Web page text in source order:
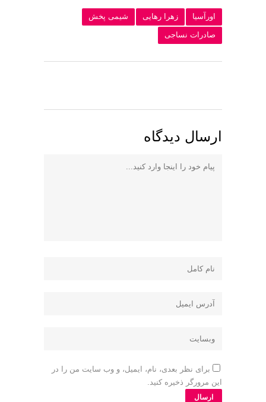
اورآسیا زهرا رهایی شیمی پخش
صادرات نساجی
ارسال دیدگاه
برای نظر بعدی، نام، ایمیل، و وب سایت من را در
این مرورگر ذخیره کنید.